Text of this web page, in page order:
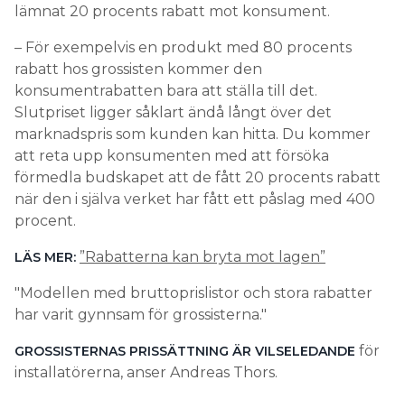
lämnat 20 procents rabatt mot konsument.
– För exempelvis en produkt med 80 procents
rabatt hos grossisten kommer den
konsumentrabatten bara att ställa till det.
Slutpriset ligger såklart ändå långt över det
marknadspris som kunden kan hitta. Du kommer
att reta upp konsumenten med att försöka
förmedla budskapet att de fått 20 procents rabatt
när den i själva verket har fått ett påslag med 400
procent.
LÄS MER: ”Rabatterna kan bryta mot lagen”
Modellen med bruttoprislistor och stora rabatter
har varit gynnsam för grossisterna.
GROSSISTERNAS PRISSÄTTNING ÄR VILSELEDANDE för
installatörerna, anser Andreas Thors.